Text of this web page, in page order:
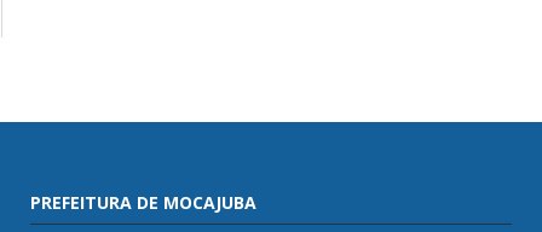
PREFEITURA DE MOCAJUBA